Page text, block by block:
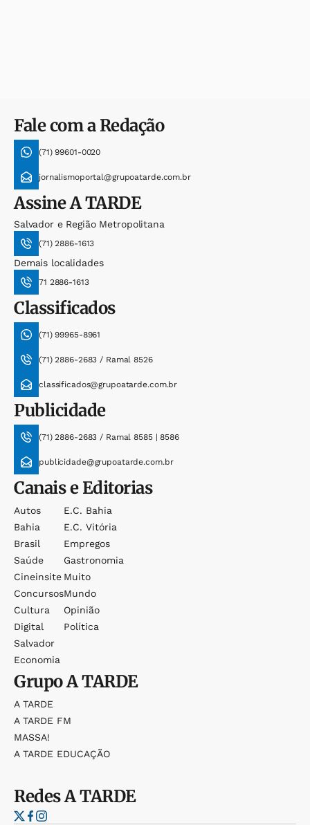
Fale com a Redação
(71) 99601-0020
jornalismoportal@grupoatarde.com.br
AssineA TARDE
Salvador e Região Metropolitana
(71) 2886-1613
Demais localidades
71 2886-1613
Classificados
(71) 99965-8961
(71) 2886-2683 / Ramal 8526
classificados@grupoatarde.com.br
Publicidade
(71) 2886-2683 / Ramal 8585 | 8586
publicidade@grupoatarde.com.br
Canais e Editorias
Autos
Bahia
Brasil
Saúde
Cineinsite
Concursos
Cultura
Digital
Salvador
Economia
E.c. Bahia
E.c. Vitória
Empregos
Gastronomia
Muito
Mundo
Opinião
Política
GrupoA TARDE
A TARDE
A TARDE FM
MASSA!
A TARDE EDUCAÇÃO
RedesA TARDE